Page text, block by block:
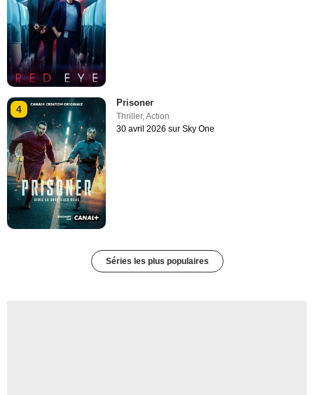
4
Prisoner
Thriller,Action
30 avril 2026 sur Sky One
Séries les plus populaires